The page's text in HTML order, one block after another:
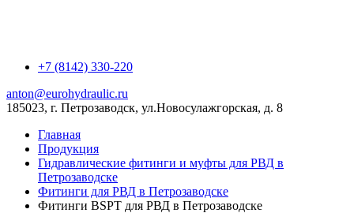
+7 (8142) 330-220
anton@eurohydraulic.ru
185023, г. Петрозаводск, ул.Новосулажгорская, д. 8
Главная
Продукция
Гидравлические фитинги и муфты для РВД в
Петрозаводске
Фитинги для РВД в Петрозаводске
Фитинги BSPT для РВД в Петрозаводске